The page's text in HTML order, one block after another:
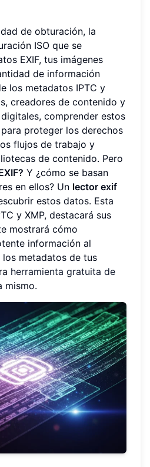
de obturación, la
ISO que se
EXIF, tus imágenes
de información
los metadatos IPTC y
creadores de contenido y
comprender estos
proteger los derechos
flujos de trabajo y
de contenido. Pero
Y ¿cómo se basan
en ellos? Un lector exif
estos datos. Esta
y XMP, destacará sus
mostrará cómo
información al
los metadatos de tus
herramienta gratuita de
mismo.